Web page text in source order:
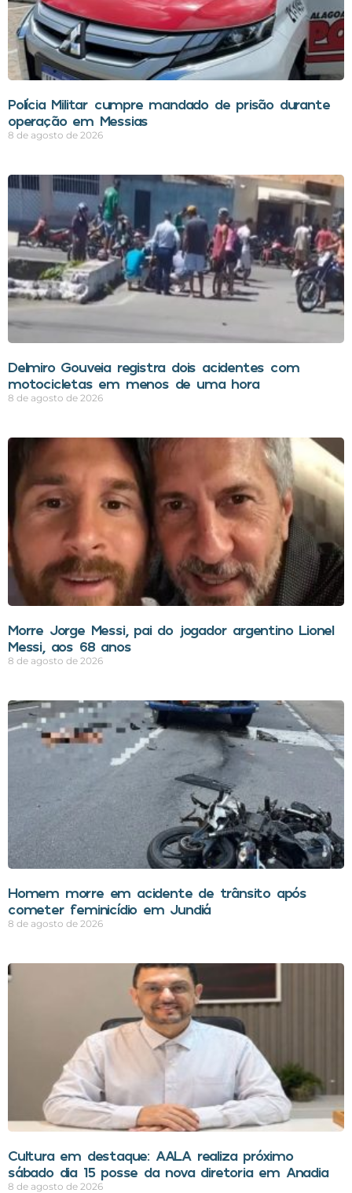
Polícia Militar cumpre mandado de prisão durante
operação em Messias
8 de agosto de 2026
Delmiro Gouveia registra dois acidentes com
motocicletas em menos de uma hora
8 de agosto de 2026
Morre Jorge Messi, pai do jogador argentino Lionel
Messi, aos 68 anos
8 de agosto de 2026
Homem morre em acidente de trânsito após
cometer feminicídio em Jundiá
8 de agosto de 2026
Cultura em destaque: AALA realiza próximo
sábado dia 15 posse da nova diretoria em Anadia
8 de agosto de 2026